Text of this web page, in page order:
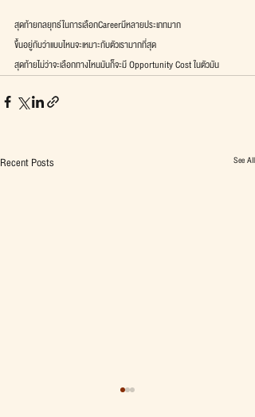
สุดท้ายกลยุทธ์ในการเลือกCareerมีหลายประเภทมาก
ขึ้นอยู่กับว่าแบบไหนจะเหมาะกับตัวเรามากที่สุด
สุดท้ายไม่ว่าจะเลือกทางไหนมันก็จะมี Opportunity Cost ในตัวมัน
Recent Posts See All